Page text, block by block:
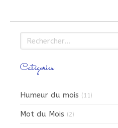
Rechercher
Catégories
Humeur du mois (11)
Mot du Mois (2)